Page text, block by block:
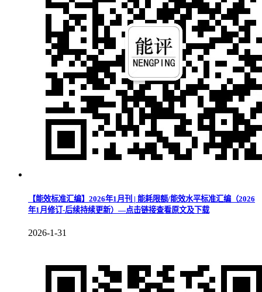
【能效标准汇编】2026年1月刊 | 能耗限额/能效水平标准汇编（2026
年1月修订-后续持续更新）—点击链接查看原文及下载
2026-1-31